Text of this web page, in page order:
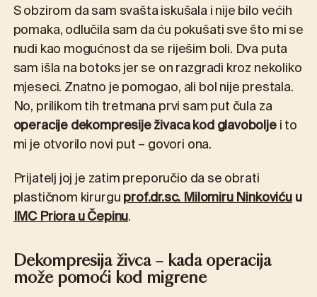
S obzirom da sam svašta iskušala i nije bilo većih
pomaka, odlučila sam da ću pokušati sve što mi se
nudi kao mogućnost da se riješim boli. Dva puta
sam išla na botoks jer se on razgradi kroz nekoliko
mjeseci. Znatno je pomogao, ali bol nije prestala.
No, prilikom tih tretmana prvi sam put čula za
operacije dekompresije živaca kod glavoboljei to
mi je otvorilo novi put – govori ona.
Prijatelj joj je zatim preporučio da se obrati
plastičnom kirurguprof.dr.sc. Milomiru Ninkovićuu
IMC Priora u Čepinu.
Dekompresija živca – kada operacija
može pomoći kod migrene